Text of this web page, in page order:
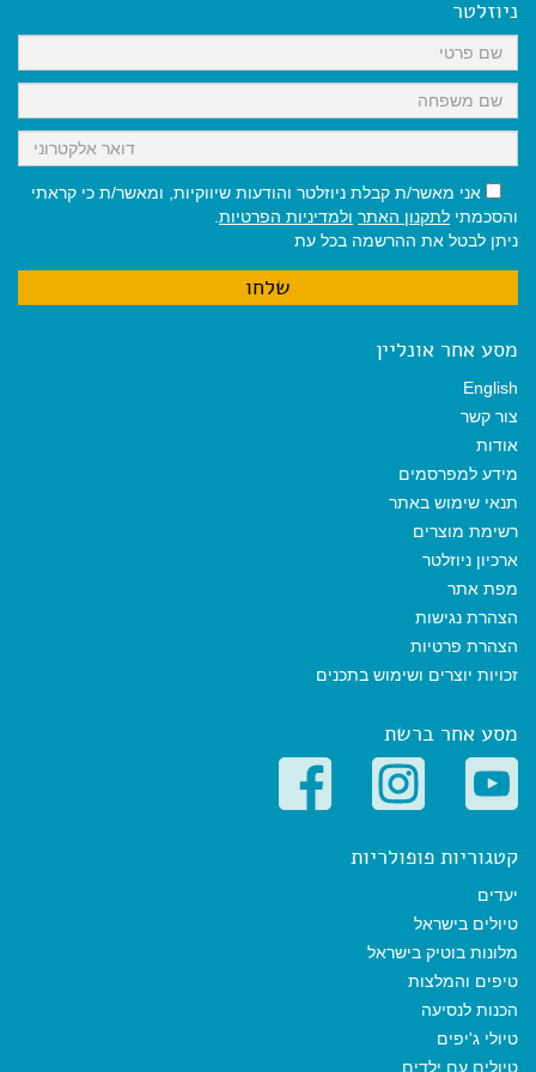
k
p
m
ניוזלטר
אני מאשר/ת קבלת ניוזלטר והודעות שיווקיות, ומאשר/ת כי קראתי
והסכמתי לתקנון האתר ולמדיניות הפרטיות
ניתן לבטל את ההרשמה בכל עת
מסע אחר אונליין
English
צור קשר
אודות
מידע למפרסמים
תנאי שימוש באתר
רשימת מוצרים
ארכיון ניוזלטר
מפת אתר
הצהרת נגישות
הצהרת פרטיות
זכויות יוצרים ושימוש בתכנים
מסע אחר ברשת
קטגוריות פופולריות
יעדים
טיולים בישראל
מלונות בוטיק בישראל
טיפים והמלצות
הכנות לנסיעה
טיולי ג'יפים
טיולים עם ילדים